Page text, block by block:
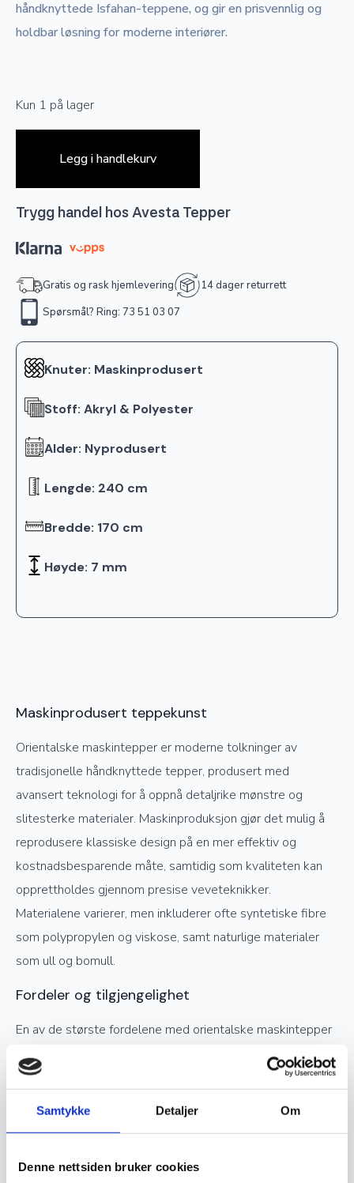
Samtykke Detaljer Om
Denne nettsiden bruker cookies
håndknyttede Isfahan-teppene, og gir en prisvennlig og
holdbar løsning for moderne interiører.
Kun 1 på lager
Legg i handlekurv
Trygg handel hos Avesta Tepper
Gratis og rask hjemlevering
14 dager returrett
Spørsmål? Ring: 73 51 03 07
Knuter: Maskinprodusert
Stoff: Akryl & Polyester
Alder: Nyprodusert
Lengde: 240 cm
Bredde: 170 cm
Høyde: 7 mm
Maskinprodusert teppekunst
Orientalske maskintepper er moderne tolkninger av
tradisjonelle håndknyttede tepper, produsert med
avansert teknologi for å oppnå detaljrike mønstre og
slitesterke materialer. Maskinproduksjon gjør det mulig å
reprodusere klassiske design på en mer effektiv og
kostnadsbesparende måte, samtidig som kvaliteten kan
opprettholdes gjennom presise veveteknikker.
Materialene varierer, men inkluderer ofte syntetiske fibre
som polypropylen og viskose, samt naturlige materialer
som ull og bomull.
Fordeler og tilgjengelighet
En av de største fordelene med orientalske maskintepper
er deres overkommelige pris og tilgjengelighet. Siden
produksjonen er raskere og mindre arbeidskrevende enn
hjem og offentlige rom.